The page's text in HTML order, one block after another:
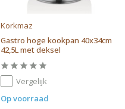
Korkmaz
Gastro hoge kookpan 40x34cm
42,5L met deksel
Vergelijk
Op voorraad